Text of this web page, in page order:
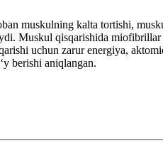
muskulning kalta tortishi,
Muskul qisqarishida
uchun zarur energiya,
berishi aniqlangan.